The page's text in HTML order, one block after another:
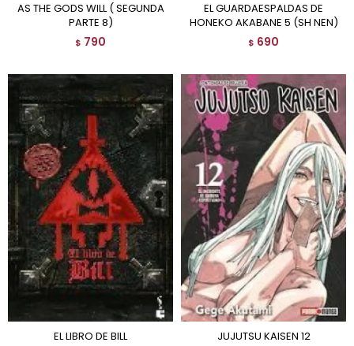
AS THE GODS WILL ( SEGUNDA
PARTE 8)
$ 790
EL GUARDAESPALDAS DE
HONEKO AKABANE 5 (SH NEN)
$ 690
EL LIBRO DE BILL JUJUTSU KAISEN 12